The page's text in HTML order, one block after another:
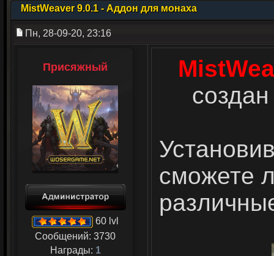
MistWeaver 9.0.1 - Аддон для монаха
Пн, 28-09-20, 23:16
Присяжный
60 lvl
Сообщений: 3730
Награды: 1
сможете